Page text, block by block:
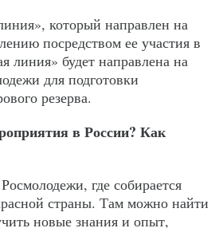
который направлен на
посредством ее участия в
линия» будет направлена на
для подготовки
резерва.
в России? Как
где собирается
страны. Там можно найти
новые знания и опыт,